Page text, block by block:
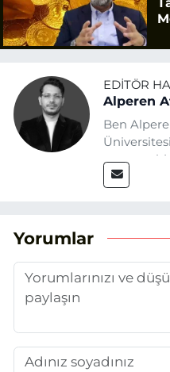
EDITÖR
Alperen
Ben
mezun
Yorumlar